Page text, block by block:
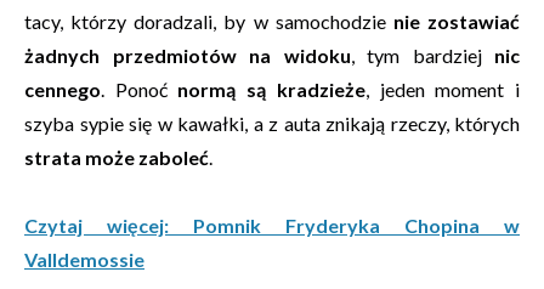
tacy, którzy doradzali, by w samochodzie nie zostawiać
żadnych przedmiotów na widoku, tym bardziej nic
cennego. Ponoć normą są kradzieże, jeden moment i
szyba sypie się w kawałki, a z auta znikają rzeczy, których
strata może zaboleć.
Czytaj więcej: Pomnik Fryderyka Chopina w
Valldemossie